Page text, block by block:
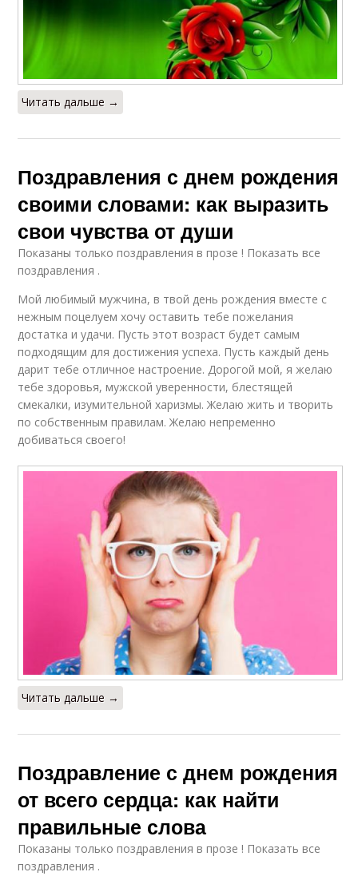
Читать дальше →
Поздравления с днем рождения
своими словами: как выразить
свои чувства от души
Показаны только поздравления в прозе ! Показать все
поздравления .
Мой любимый мужчина, в твой день рождения вместе с
нежным поцелуем хочу оставить тебе пожелания
достатка и удачи. Пусть этот возраст будет самым
подходящим для достижения успеха. Пусть каждый день
дарит тебе отличное настроение. Дорогой мой, я желаю
тебе здоровья, мужской уверенности, блестящей
смекалки, изумительной харизмы. Желаю жить и творить
по собственным правилам. Желаю непременно
добиваться своего!
Читать дальше →
Поздравление с днем рождения
от всего сердца: как найти
правильные слова
Показаны только поздравления в прозе ! Показать все
поздравления .